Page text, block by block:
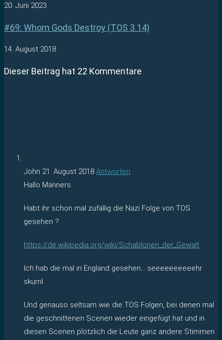
20. Juni 2023
#69: Whom Gods Destroy (TOS 3.14)
14. August 2018
Dieser Beitrag hat 22 Kommentare
John 21. August 2018 Antworten
Hallo Männers
Habt ihr schon mal zufällig die Nazi Folge von TOS
gesehen ?
https://de.wikipedia.org/wiki/Schablonen_der_Gewalt
Ich hab die mal in England gesehen… seeeeeeeeeehr
skurril
Und genauso seltsam wie die TOS Folgen, bei denen mal
die geschnittenen Scenen wieder eingefügt hat und in
diesen Scenen plötzlich die Leute ganz andere Stimmen